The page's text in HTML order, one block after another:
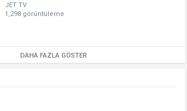
JET TV
1,298 görüntüleme
DAHA FAZLA GÖSTER